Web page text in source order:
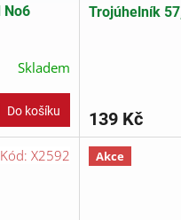
No6
Skladem
Do košíku
Trojúhelník
139 Kč
Kód: X2592 Akce